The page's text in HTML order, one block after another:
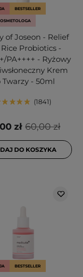
BESTSELLER
of Joseon - Relief
Probiotics -
PA++++ - Ryżowy
Krem
Twarzy - 50ml
1841
60,00 zł
zł
DO KOSZYKA
BESTSELLER